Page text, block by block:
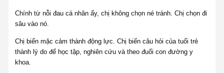
Chính từ nỗi đau cá nhân ấy, chị không chọn né tránh. Chị chọn đi
sâu vào nó.
Chị biến mặc cảm thành động lực. Chị biến câu hỏi của tuổi trẻ
thành lý do để học tập, nghiên cứu và theo đuổi con đường y
khoa.